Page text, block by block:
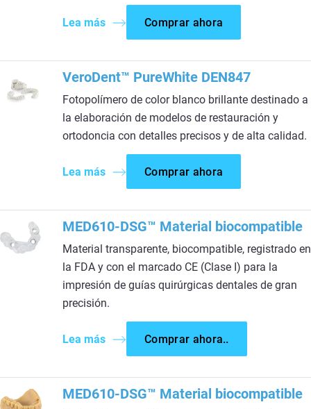
Lea más Comprar ahora
VeroDent™ PureWhite DEN847
Fotopolímero de color blanco brillante destinado a
la elaboración de modelos de restauración y
ortodoncia con detalles precisos y de alta calidad.​
Lea más Comprar ahora
MED610-DSG™ Material biocompatible
Material transparente, biocompatible, registrado en
la FDA y con el marcado CE (Clase I) para la
impresión de guías quirúrgicas dentales de gran
precisión.
Lea más Comprar ahora..
MED610-DSG™ Material biocompatible